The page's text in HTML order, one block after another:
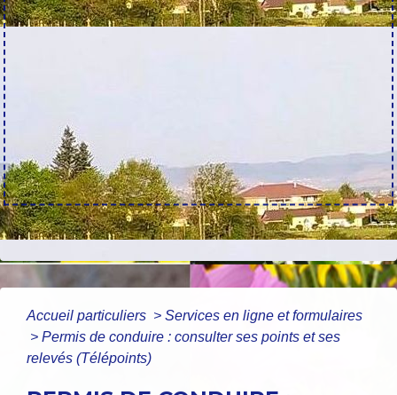
Accueil particuliers > Services en ligne et formulaires
> Permis de conduire : consulter ses points et ses
relevés (Télépoints)